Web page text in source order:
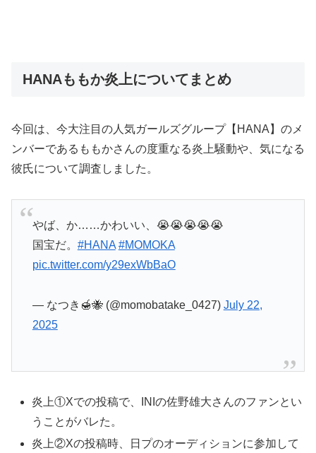
HANAももか炎上についてまとめ
今回は、今大注目の人気ガールズグループ【HANA】のメ
ンバーであるももかさんの度重なる炎上騒動や、気になる
彼氏について調査しました。
やば、か……かわいい、😭😭😭😭😭
国宝だ。 #HANA #MOMOKA
pic.twitter.com/y29exWbBaO
— なつき🍯🐝 (@momobatake_0427) July 22,
2025
炎上①Xでの投稿で、INIの佐野雄大さんのファンとい
うことがバレた。
炎上②Xの投稿時、日プのオーディションに参加して